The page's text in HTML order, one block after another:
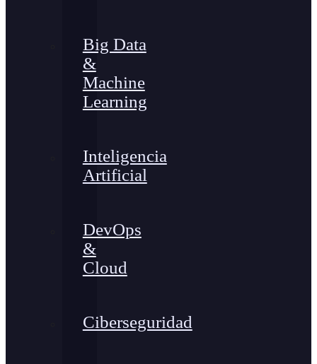
Big Data
&
Machine
Learning
Inteligencia
Artificial
DevOps
&
Cloud
Ciberseguridad